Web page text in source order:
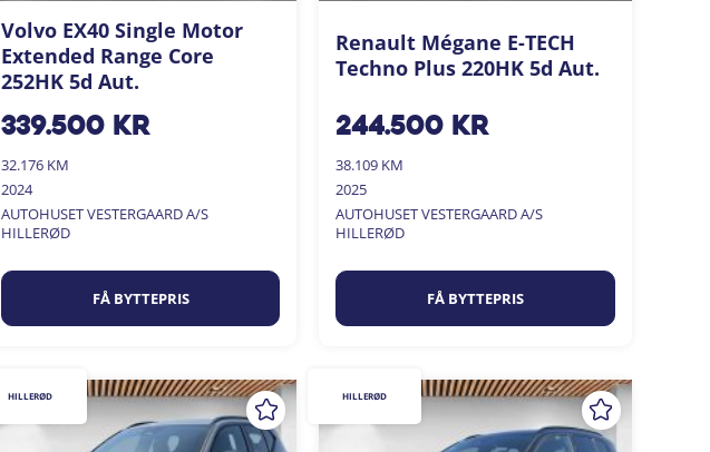
Volvo EX40 Single Motor
Extended Range Core
252HK 5d Aut.
339.500 kr
32.176 KM
2024
AUTOHUSET VESTERGAARD A/S
HILLERØD
FÅ BYTTEPRIS
Renault Mégane E-TECH
Techno Plus 220HK 5d Aut.
244.500 kr
38.109 KM
2025
AUTOHUSET VESTERGAARD A/S
HILLERØD
FÅ BYTTEPRIS
HILLERØD HILLERØD